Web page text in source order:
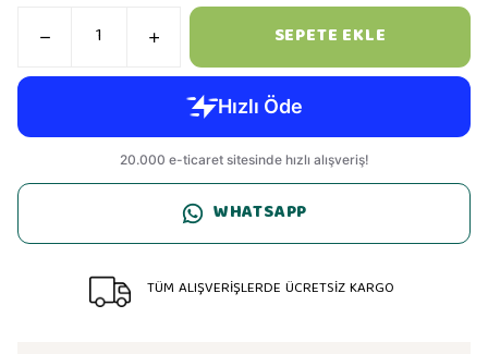
SEPETE EKLE
WHATSAPP
TÜM ALIŞVERİŞLERDE ÜCRETSİZ KARGO